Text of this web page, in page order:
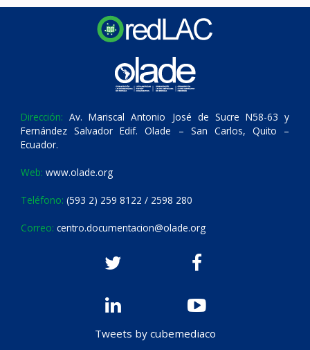
Dirección: Av. Mariscal Antonio José de Sucre N58-63 y
Fernández Salvador Edif. Olade – San Carlos, Quito –
Ecuador.
Web: www.olade.org
Teléfono: (593 2) 259 8122 / 2598 280
Correo: centro.documentacion@olade.org
Tweets by cubemediaco